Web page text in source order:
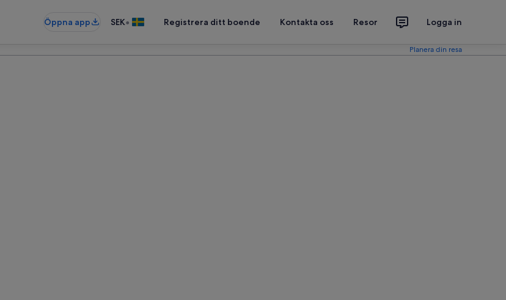
Öppna app SEK• Registrera ditt boende Kontakta oss Resor Logga in
Planera din resa